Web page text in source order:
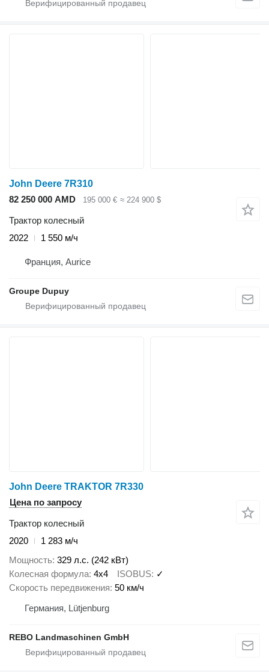
John Deere 7R310
82 250 000 AMD
195 000 € ≈ 224 900 $
Трактор колесный
2022
1 550 м/ч
Франция, Aurice
Groupe Dupuy
John Deere TRAKTOR 7R330
Цена по запросу
Трактор колесный
2020
1 283 м/ч
Мощность 329 л.с. (242 кВт)
Колесная формула 4x4 ISOBUS ✓
Скорость передвижения 50 км/ч
Германия, Lütjenburg
REBO Landmaschinen GmbH